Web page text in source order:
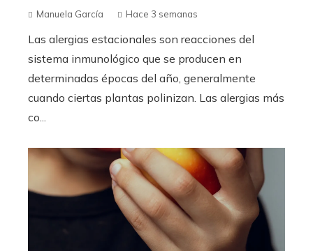
Manuela García Hace 3 semanas
Las alergias estacionales son reacciones del
sistema inmunológico que se producen en
determinadas épocas del año, generalmente
cuando ciertas plantas polinizan. Las alergias más
co...